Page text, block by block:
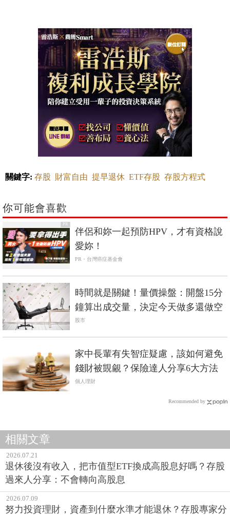
關鍵字: 存股 財富自由 提早退休 ETF存股 存股方程式
你可能會喜歡
PR
伴侶和妳一起預防HPV，才有資格說
愛妳！
PR・台灣癌症基金會
時間就是關鍵！量價操盤：開盤15分
鐘算出成交量，決定今天做多還做空
股市
家中長輩有失智症疑慮，該如何避免
錢財被覬覦？保險達人分享6大方法
個人理財
Recommended by
相關文章
2026.07.21
退休後沒有收入，把市值型ETF換成高股息好嗎？存股
過來人分享：不會轉向高股息
2026.07.09
努力投資理財，資產到什麼水準才能退休？存股專家分